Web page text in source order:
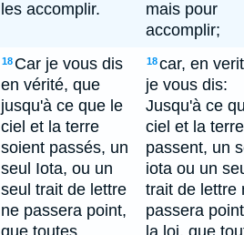
les accomplir.
mais pour
accomplir;
18 Car je vous dis
en vérité, que
jusqu'à ce que le
ciel et la terre
soient passés, un
seul Iota, ou un
seul trait de lettre
ne passera point,
que toutes
18car, en
je vous dis:
Jusqu'à ce
ciel et la terre
passent, un
iota ou un
trait de lettre
passera
la loi, que